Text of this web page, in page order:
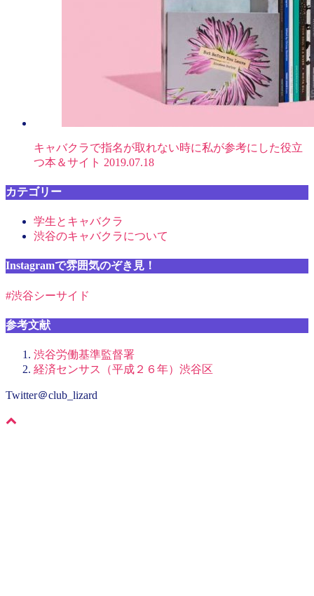
キャバクラで指名が取れない時に私が参考にした役立
つ本＆サイト 2019.07.18
カテゴリー
学生とキャバクラ
渋谷のキャバクラについて
Instagramで雰囲気のぞき見！
#渋谷シーサイド
参考文献
渋谷労働基準監督署
経済センサス（平成２６年）渋谷区
Twitter＠club_lizard